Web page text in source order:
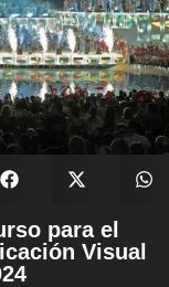
para el
Visual